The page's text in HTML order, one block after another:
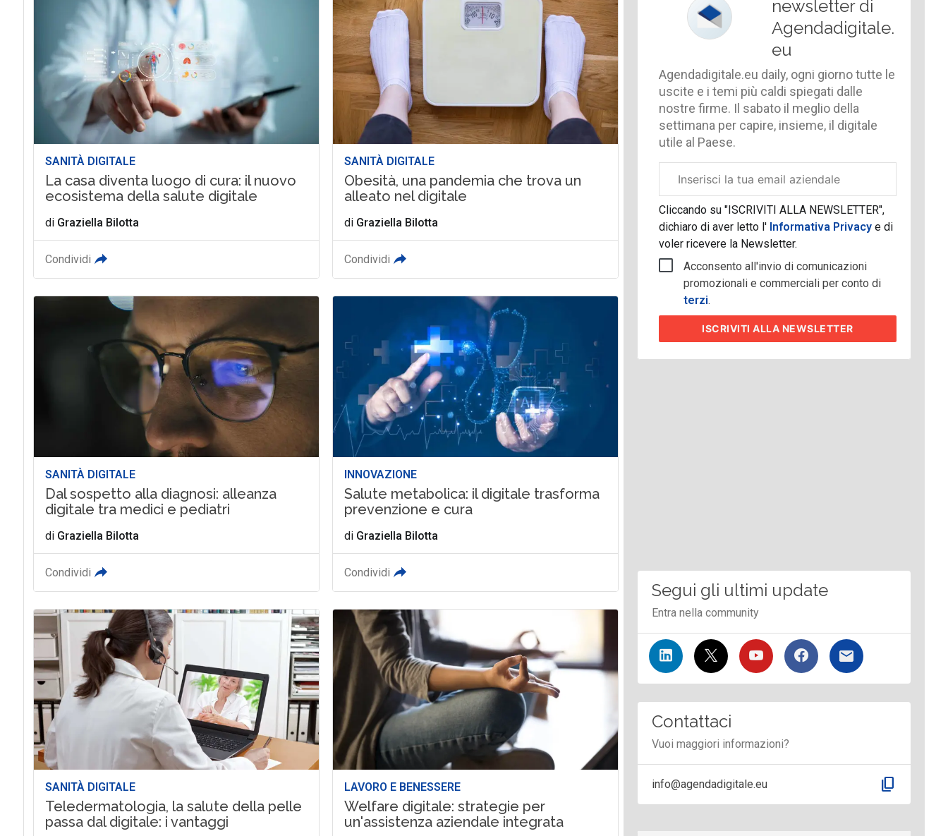
SANITÀ DIGITALE
La casa diventa luogo di cura: il nuovo
ecosistema della salute digitale
di Graziella Bilotta
Condividi
SANITÀ DIGITALE
Obesità, una pandemia che trova un
alleato nel digitale
di Graziella Bilotta
Condividi
SANITÀ DIGITALE
Dal sospetto alla diagnosi: alleanza
digitale tra medici e pediatri
di Graziella Bilotta
Condividi
INNOVAZIONE
Salute metabolica: il digitale trasforma
prevenzione e cura
di Graziella Bilotta
Condividi
SANITÀ DIGITALE
Teledermatologia, la salute della pelle
passa dal digitale: i vantaggi
LAVORO E BENESSERE
Welfare digitale: strategie per
un'assistenza aziendale integrata
newsletter di
Agendadigitale.
eu
Agendadigitale.eu daily, ogni giorno tutte le
uscite e i temi più caldi spiegati dalle
nostre firme. Il sabato il meglio della
settimana per capire, insieme, il digitale
utile al Paese.
aziendale
Cliccando su "ISCRIVITI ALLA NEWSLETTER",
dichiaro di aver letto l' Informativa Privacye di
voler ricevere la Newsletter.
Acconsento all'invio di comunicazioni
promozionali e commerciali per conto di
terzi.
ISCRIVITIALLA NEWSLETTER
Segui gli ultimi update
Entra nella community
Contattaci
Vuoi maggiori informazioni?
info@agendadigitale.eu content_copy